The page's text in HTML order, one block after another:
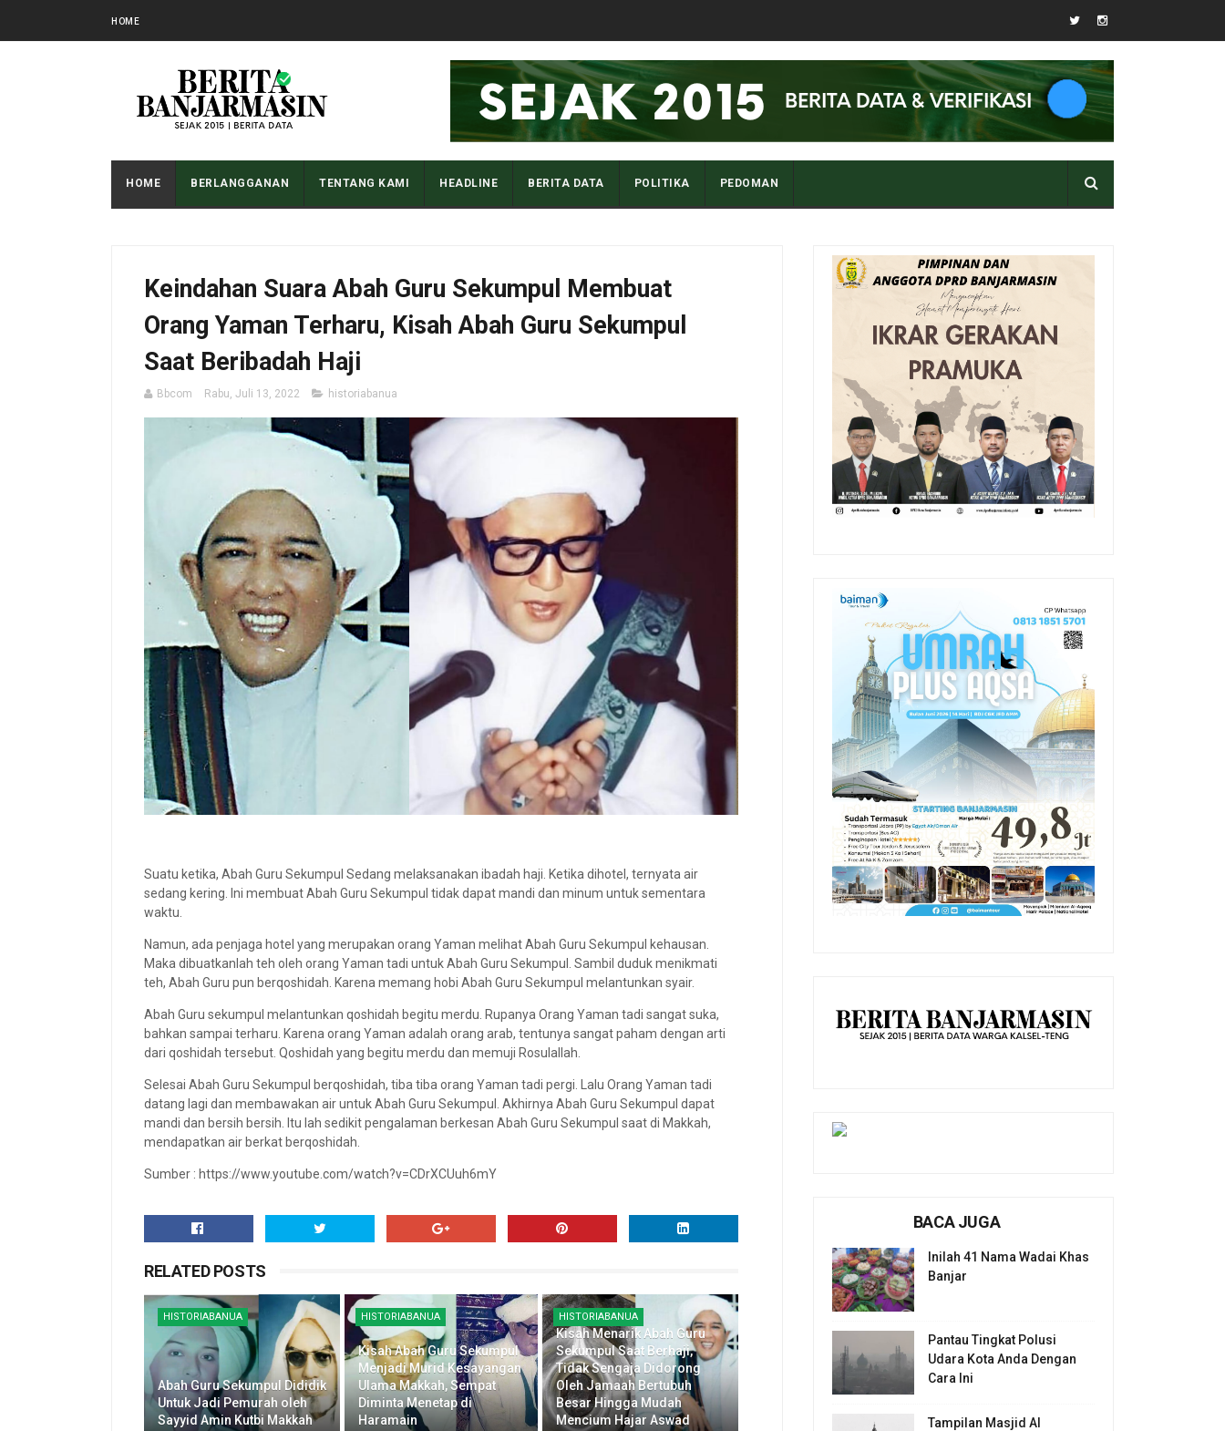
HOME
HOME BERLANGGANAN TENTANG KAMI HEADLINE BERITA DATA POLITIKA PEDOMAN
Keindahan Suara Abah Guru Sekumpul Membuat
Orang Yaman Terharu, Kisah Abah Guru Sekumpul
Saat Beribadah Haji
Bbcom Rabu, Juli 13, 2022 historiabanua
Suatu ketika, Abah Guru Sekumpul Sedang melaksanakan ibadah haji. Ketika dihotel, ternyata air
sedang kering. Ini membuat Abah Guru Sekumpul tidak dapat mandi dan minum untuk sementara
waktu.
Namun, ada penjaga hotel yang merupakan orang Yaman melihat Abah Guru Sekumpul kehausan.
Maka dibuatkanlah teh oleh orang Yaman tadi untuk Abah Guru Sekumpul. Sambil duduk menikmati
teh, Abah Guru pun berqoshidah. Karena memang hobi Abah Guru Sekumpul melantunkan syair.
Abah Guru sekumpul melantunkan qoshidah begitu merdu. Rupanya Orang Yaman tadi sangat suka,
bahkan sampai terharu. Karena orang Yaman adalah orang arab, tentunya sangat paham dengan arti
dari qoshidah tersebut. Qoshidah yang begitu merdu dan memuji Rosulallah.
Selesai Abah Guru Sekumpul berqoshidah, tiba tiba orang Yaman tadi pergi. Lalu Orang Yaman tadi
datang lagi dan membawakan air untuk Abah Guru Sekumpul. Akhirnya Abah Guru Sekumpul dapat
mandi dan bersih bersih. Itu lah sedikit pengalaman berkesan Abah Guru Sekumpul saat di Makkah,
mendapatkan air berkat berqoshidah.
Sumber : https://www.youtube.com/watch?v=CDrXCUuh6mY
RELATED POSTS
HISTORIABANUA
Abah Guru Sekumpul Dididik
Untuk Jadi Pemurah oleh
Sayyid Amin Kutbi Makkah
HISTORIABANUA
Kisah Abah Guru Sekumpul
Menjadi Murid Kesayangan
Ulama Makkah, Sempat
Diminta Menetap di
Haramain
HISTORIABANUA
Kisah Menarik Abah Guru
Sekumpul Saat Berhaji,
Tidak Sengaja Didorong
Oleh Jamaah Bertubuh
Besar Hingga Mudah
Mencium Hajar Aswad
BACA JUGA
Inilah 41 Nama Wadai Khas
Banjar
Pantau Tingkat Polusi
Udara Kota Anda Dengan
Cara Ini
Tampilan Masjid Al